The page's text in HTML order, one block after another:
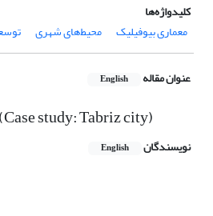
کلیدواژه‌ها
معماری بیوفیلیک
محیط‌های شهری
عنوان مقاله English
study: Tabriz city)
نویسندگان English